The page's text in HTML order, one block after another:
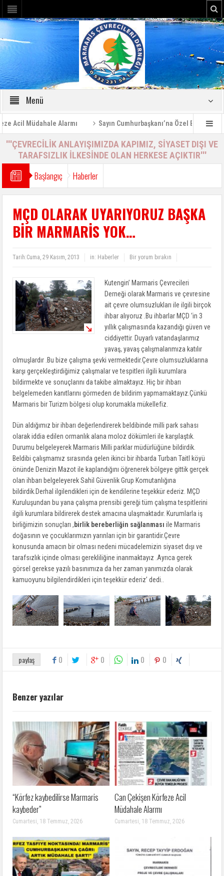
Menü
Müdahale Alarmı Sayın Cumhurbaşkanı’na Özel Bilgilendirme
'''ÇEVRECİLİK ANLAYIŞIMIZDA KAPIMIZ, SİYASET DIŞI VE
TARAFSIZLIK İLKESİNDE OLAN HERKESE AÇIKTIR'''
Başlangıç Haberler
MÇD OLARAK UYARIYORUZ BAŞKA
BİR MARMARİS YOK…
Tarih:Cuma, 29 Kasım, 2013 in: Haberler Bir yorum bırakın
Kutengin’ Marmaris Çevrecileri
Derneği olarak Marmaris ve çevresine
ait çevre olumsuzlukları ile ilgili birçok
ihbar alıyoruz .Bu ihbarlar MÇD ‘in 3
yıllık çalışmasında kazandığı güven ve
ciddiyettir. Duyarlı vatandaşlarımız
yavaş, yavaş çalışmalarımıza katılır
olmuşlardır .Bu bize çalışma şevki vermektedir.Çevre olumsuzluklarına
karşı gerçekleştirdiğimiz çalışmalar ve tespitleri ilgili kurumlara
bildirmekte ve sonuçlarını da takibe almaktayız. Hiç bir ihbarı
belgelemeden kanıtlarını görmeden de bildirim yapmamaktayız.Çünkü
Marmaris bir Turizm bölgesi olup korumakla mükellefiz.
Dün aldığımız bir ihbarı değerlendirerek beldibinde milli park sahası
olarak iddia edilen ormanlık alana moloz dökümleri ile karşılaştık.
Durumu belgeleyerek Marmaris Milli parklar müdürlüğüne bildirdik.
Beldibi çalışmamız sırasında gelen ikinci bir ihbarda Turban Taitl köyü
önünde Denizin Mazot ile kaplandığını öğrenerek bölgeye gittik gerçek
olan ihbarı belgeleyerek Sahil Güvenlik Grup Komutanlığına
bildirdik.Derhal ilgilendikleri için de kendilerine teşekkür ederiz. MÇD
Kuruluşundan bu yana çalışma prensibi gereği tüm çalışma tespitlerini
ilgili kurumlara bildirerek destek amacına ulaşmaktadır. Kurumlarla iş
birliğimizin sonuçları , birlik bereberliğin sağlanmasıile Marmaris
doğasının ve çocuklarımızın yarınları için bir garantidir.Çevre
konusunda amacın bir olması nedeni mücadelemizin siyaset dışı ve
tarafsızlık içinde olması gerekliliğine inanmaktayız .Ayrıca gerek
görsel gerekse yazılı basınımıza da her zaman yanımızda olarak
kamuoyunu bilgilendirdikleri için teşekkür ederiz’ dedi..
paylaş 0 0 0 0
Benzer yazılar
“Körfez kaybedilirse Marmaris
kaybeder”
Cumartesi, 18 Temmuz, 2026
Can Çekişen Körfeze Acil
Müdahale Alarmı
Cumartesi, 18 Temmuz, 2026